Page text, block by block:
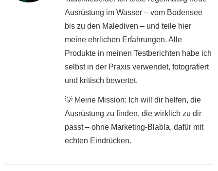
Ausrüstung im Wasser – vom Bodensee
bis zu den Malediven – und teile hier
meine ehrlichen Erfahrungen. Alle
Produkte in meinen Testberichten habe ich
selbst in der Praxis verwendet, fotografiert
und kritisch bewertet.
💡 Meine Mission: Ich will dir helfen, die
Ausrüstung zu finden, die wirklich zu dir
passt – ohne Marketing-Blabla, dafür mit
echten Eindrücken.